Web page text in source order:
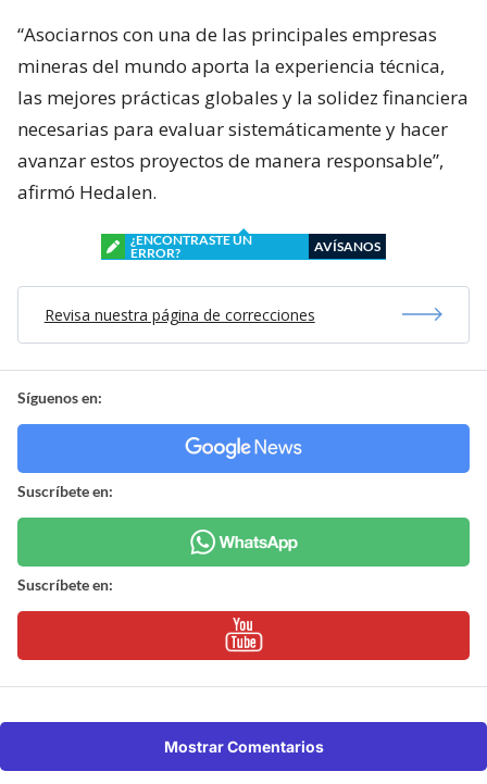
“Asociarnos con una de las principales empresas
mineras del mundo aporta la experiencia técnica,
las mejores prácticas globales y la solidez financiera
necesarias para evaluar sistemáticamente y hacer
avanzar estos proyectos de manera responsable”,
afirmó Hedalen.
¿ENCONTRASTE UN
ERROR?
AVÍSANOS
Revisa nuestra página de correcciones
Síguenos en:
Suscríbete en:
Suscríbete en:
Mostrar Comentarios